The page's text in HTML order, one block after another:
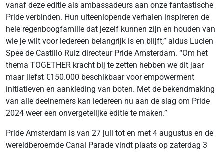
vanaf deze editie als ambassadeurs aan onze fantastische
Pride verbinden. Hun uiteenlopende verhalen inspireren de
hele regenboogfamilie dat jezelf kunnen zijn en houden van
wie je wilt voor iedereen belangrijk is en blijft,” aldus Lucien
Spee de Castillo Ruiz directeur Pride Amsterdam. “Om het
thema TOGETHER kracht bij te zetten hebben we dit jaar
maar liefst €150.000 beschikbaar voor empowerment
initiatieven en aankleding van boten. Met de bekendmaking
van alle deelnemers kan iedereen nu aan de slag om Pride
2024 weer een onvergetelijke editie te maken.”
Pride Amsterdam is van 27 juli tot en met 4 augustus en de
wereldberoemde Canal Parade vindt plaats op zaterdag 3